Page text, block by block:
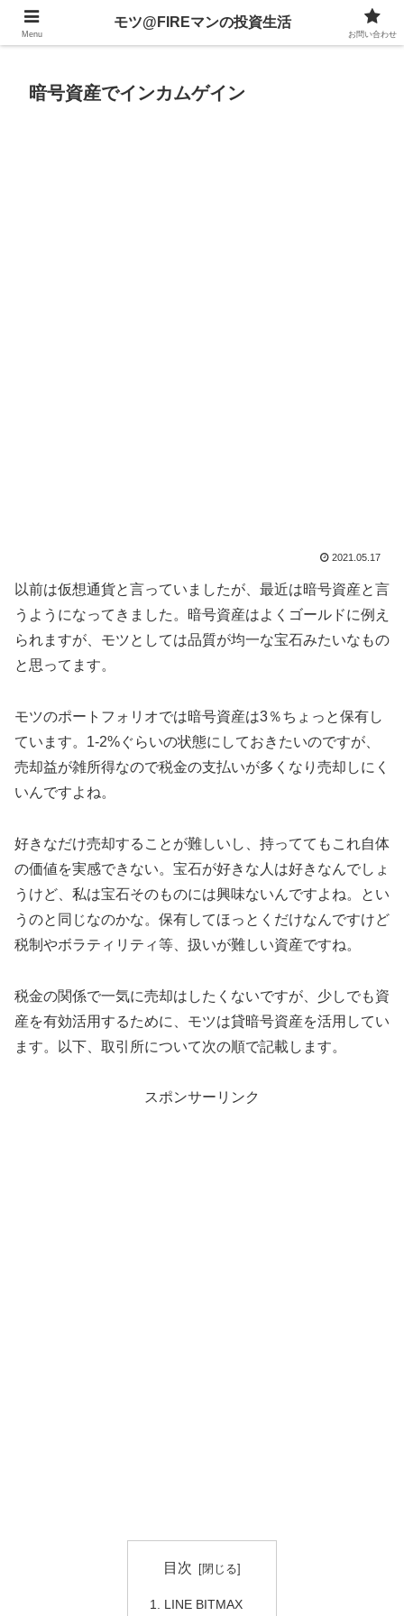
不動産、投資信託、暗号資産、株式、等々への投資について
暗号資産でインカムゲイン
2021.05.17
以前は仮想通貨と言っていましたが、最近は暗号資産と言
うようになってきました。暗号資産はよくゴールドに例え
られますが、モツとしては品質が均一な宝石みたいなもの
と思ってます。
モツのポートフォリオでは暗号資産は3％ちょっと保有し
ています。1-2%ぐらいの状態にしておきたいのですが、
売却益が雑所得なので税金の支払いが多くなり売却しにく
いんですよね。
好きなだけ売却することが難しいし、持っててもこれ自体
の価値を実感できない。宝石が好きな人は好きなんでしょ
うけど、私は宝石そのものには興味ないんですよね。とい
うのと同じなのかな。保有してほっとくだけなんですけど
税制やボラティリティ等、扱いが難しい資産ですね。
税金の関係で一気に売却はしたくないですが、少しでも資
産を有効活用するために、モツは貸暗号資産を活用してい
ます。以下、取引所について次の順で記載します。
スポンサーリンク
目次
LINE BITMAX
Menu
モツ@FIREマンの投資生活
お問い合わせ